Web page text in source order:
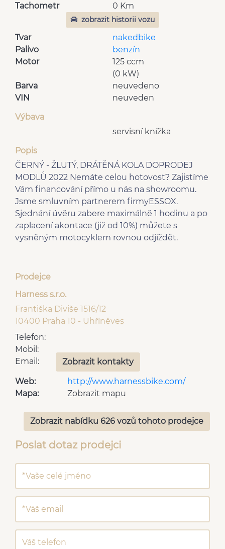
Tachometr
0 Km
zobrazit historii vozu
Tvar
nakedbike
Palivo
benzín
Motor
125 ccm
(0 kW)
Barva
neuvedeno
VIN
neuveden
Výbava
servisní knížka
Popis
ČERNÝ - ŽLUTÝ, DRÁTĚNÁ KOLA DOPRODEJ
MODLŮ 2022 Nemáte celou hotovost? Zajistíme
Vám financování přímo u nás na showroomu.
Jsme smluvním partnerem firmyESSOX.
Sjednání úvěru zabere maximálně 1 hodinu a po
zaplacení akontace (již od 10%) můžete s
vysněným motocyklem rovnou odjíždět.
Prodejce
Harness s.r.o.
Františka Diviše 1516/12
10400 Praha 10 - Uhříněves
Telefon:
Mobil:
Email:
Zobrazit kontakty
Web:
http://www.harnessbike.com/
Mapa:
Zobrazit mapu
Zobrazit nabídku 626 vozů tohoto prodejce
Poslat dotaz prodejci